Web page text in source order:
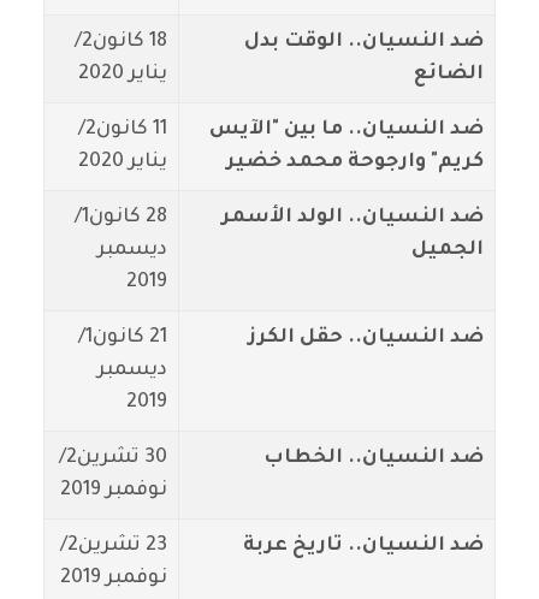
ضد النسيان.. الوقت بدل
الضائع
18 كانون2/
يناير 2020
ضد النسيان.. ما بين "الآيس
كريم" وارجوحة محمد خضير
11 كانون2/
يناير 2020
ضد النسيان.. الولد الأسمر
الجميل
28 كانون1/
ديسمبر
2019
ضد النسيان.. حقل الكرز
21 كانون1/
ديسمبر
2019
ضد النسيان.. الخطاب
30 تشرين2/
نوفمبر 2019
ضد النسيان.. تاريخ عربة
23 تشرين2/
نوفمبر 2019